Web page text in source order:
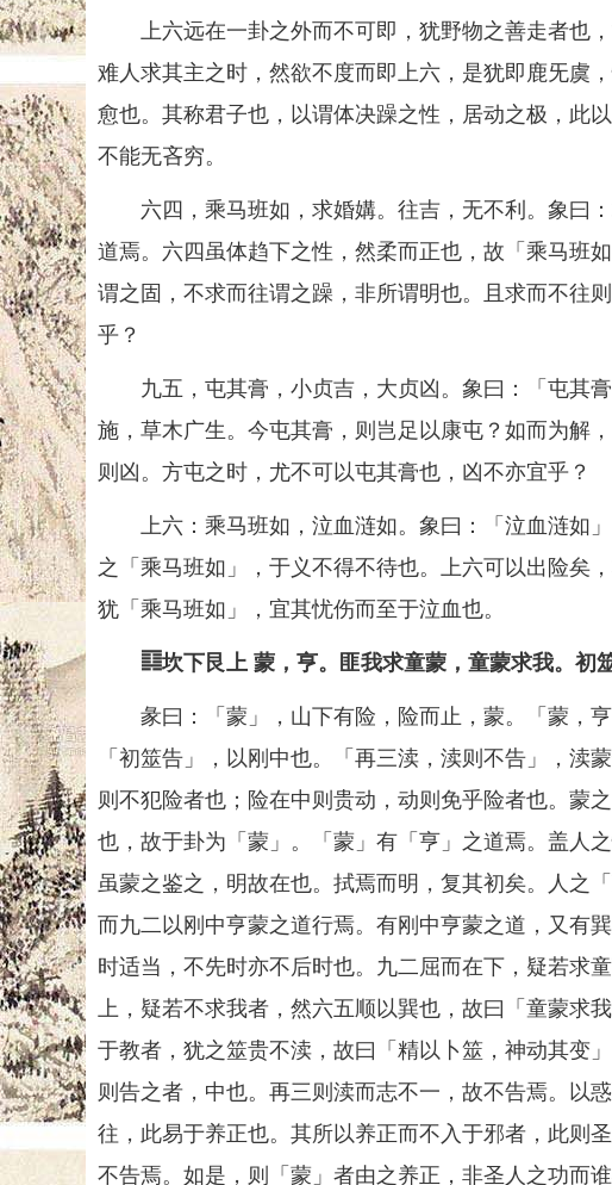
上六远在一卦之外而不可即，犹野物之善走者也，
难人求其主之时，然欲不度而即上六，是犹即鹿旡虞
愈也。其称君子也，以谓体决躁之性，居动之极，此
不能无吝穷。
六四，乘马班如，求婚媾。往吉，无不利。象曰：
道焉。六四虽体趋下之性，然柔而正也，故「乘马班
谓之固，不求而往谓之躁，非所谓明也。且求而不往
乎？
九五，屯其膏，小贞吉，大贞凶。象曰：「屯其膏
施，草木广生。今屯其膏，则岂足以康屯？如而为解
则凶。方屯之时，尤不可以屯其膏也，凶不亦宜乎？
上六：乘马班如，泣血涟如。象曰：「泣血涟如」
之「乘马班如」，于义不得不待也。上六可以出险矣
犹「乘马班如」，宜其忧伤而至于泣血也。
䷃坎下艮上 蒙，亨。匪我求童蒙，童蒙求我。初筮
彖曰：「蒙」，山下有险，险而止，蒙。「蒙，亨
「初筮告」，以刚中也。「再三渎，渎则不告」，
则不犯险者也；险在中则贵动，动则免乎险者也。蒙
也，故于卦为「蒙」。「蒙」有「亨」之道焉。盖人
虽蒙之鉴之，明故在也。拭焉而明，复其初矣。人之
而九二以刚中亨蒙之道行焉。有刚中亨蒙之道，又有
时适当，不先时亦不后时也。九二屈而在下，疑若求
上，疑若不求我者，然六五顺以巽也，故曰「童蒙求
于教者，犹之筮贵不渎，故曰「精以卜筮，神动其变
则告之者，中也。再三则渎而志不一，故不告焉。以
往，此易于养正也。其所以养正而不入于邪者，此则
不告焉。如是，则「蒙」者由之养正，非圣人之功而